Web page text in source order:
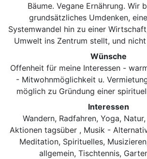
Bäume. Vegane Ernährung. Wir
grundsätzliches Umdenken,
Systemwandel hin zu einer
Umwelt ins Zentrum stellt, und
Wünsche
Offenheit für meine Interessen -
- Mitwohnmöglichkeit u.
möglich zu Gründung einer
Interessen
Wandern, Radfahren, Yoga,
Aktionen tagsüber , Musik -
Meditation, Spirituelles,
allgemein, Tischtennis,